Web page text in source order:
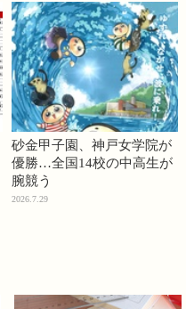
砂金甲子園、神戸女学院が
優勝…全国14校の中高生が
腕競う
2026.7.29